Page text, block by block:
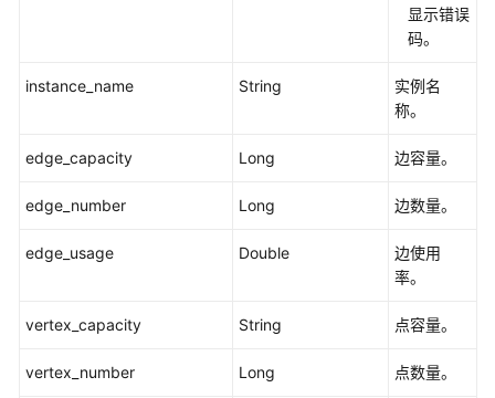
操
API
操
API
显示错误
码。
instance_name String
实例名
称。
edge_capacity Long 边容量。
edge_number Long 边数量。
edge_usage Double
边使用
率。
vertex_capacity String 点容量。
vertex_number Long 点数量。